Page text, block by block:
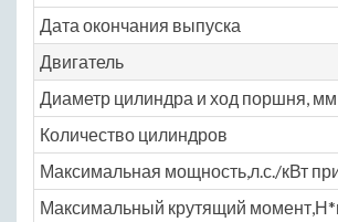
Дата окончания выпуска
Двигатель
Диаметр цилиндра и ход поршня, мм
Количество цилиндров
Максимальная мощность,л.с./кВт
Максимальный крутящий